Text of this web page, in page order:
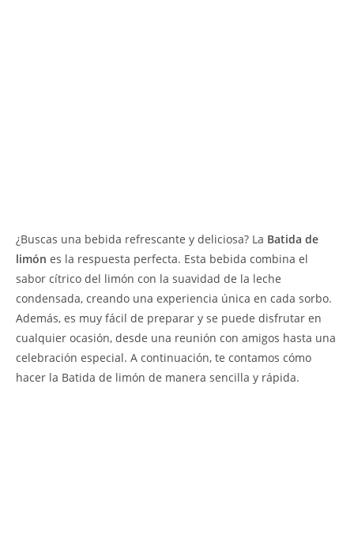
¿Buscas una bebida refrescante y deliciosa? La Batida de
limón es la respuesta perfecta. Esta bebida combina el
sabor cítrico del limón con la suavidad de la leche
condensada, creando una experiencia única en cada sorbo.
Además, es muy fácil de preparar y se puede disfrutar en
cualquier ocasión, desde una reunión con amigos hasta una
celebración especial. A continuación, te contamos cómo
hacer la Batida de limón de manera sencilla y rápida.